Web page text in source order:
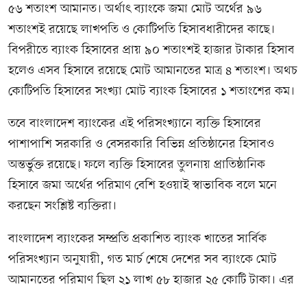
৫৬ শতাংশ আমানত। অর্থাৎ ব্যাংকে জমা মোট অর্থের ৯৬
শতাংশই রয়েছে লাখপতি ও কোটিপতি হিসাবধারীদের কাছে।
বিপরীতে ব্যাংক হিসাবের প্রায় ৯০ শতাংশই হাজার টাকার হিসাব
হলেও এসব হিসাবে রয়েছে মোট আমানতের মাত্র ৪ শতাংশ। অথচ
কোটিপতি হিসাবের সংখ্যা মোট ব্যাংক হিসাবের ১ শতাংশের কম।
তবে বাংলাদেশ ব্যাংকের এই পরিসংখ্যানে ব্যক্তি হিসাবের
পাশাপাশি সরকারি ও বেসরকারি বিভিন্ন প্রতিষ্ঠানের হিসাবও
অন্তর্ভুক্ত রয়েছে। ফলে ব্যক্তি হিসাবের তুলনায় প্রাতিষ্ঠানিক
হিসাবে জমা অর্থের পরিমাণ বেশি হওয়াই স্বাভাবিক বলে মনে
করছেন সংশ্লিষ্ট ব্যক্তিরা।
বাংলাদেশ ব্যাংকের সম্প্রতি প্রকাশিত ব্যাংক খাতের সার্বিক
পরিসংখ্যান অনুযায়ী, গত মার্চ শেষে দেশের সব ব্যাংকে মোট
আমানতের পরিমাণ ছিল ২১ লাখ ৫৮ হাজার ২৫ কোটি টাকা। এর